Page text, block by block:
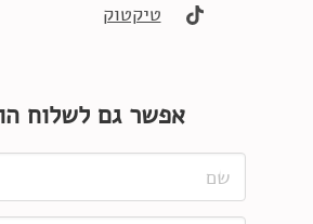
טיקטוק
אפשר גם לשלוח